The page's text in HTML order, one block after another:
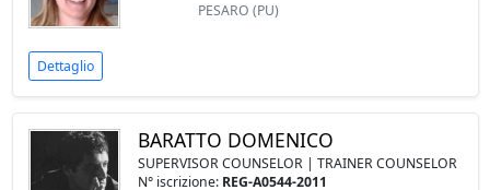
PESARO (PU)
Dettaglio
BARATTO DOMENICO
SUPERVISOR COUNSELOR | TRAINER COUNSELOR
N° iscrizione: REG-A0544-2011